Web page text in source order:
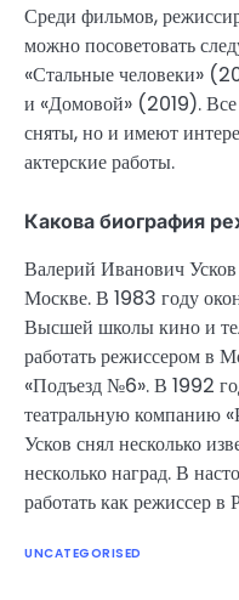
Среди фильмов,
можно посоветовать
«Стальные человеки»
и «Домовой» (2019). Все
сняты, но и имеют
актерские работы.
Какова биография
Валерий Иванович
Москве. В 1983 году
Высшей школы кино и
работать режиссером в
«Подъезд №6». В 1992
театральную компанию
Усков снял несколько
несколько наград. В
работать как режиссер
UNCATEGORISED